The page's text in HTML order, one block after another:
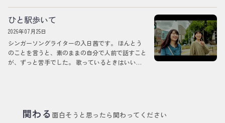
ひと駅歩いて
2026年07月25日
シンガーソングライターの入日茜です。 ほんとう
のことを言うと、素のままの自分で人前で話すこと
が、ずっと苦手でした。 歌っているときはいいの
のワタシにできることを、そのままお見せできたら
と思っています。
関わる 面白そうと思ったら関わってください